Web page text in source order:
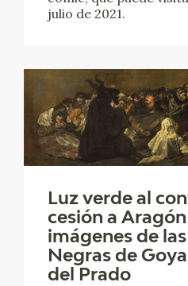
julio de 2021.
Luz verde al
cesión a Aragón
imágenes de
Negras de
del Prado